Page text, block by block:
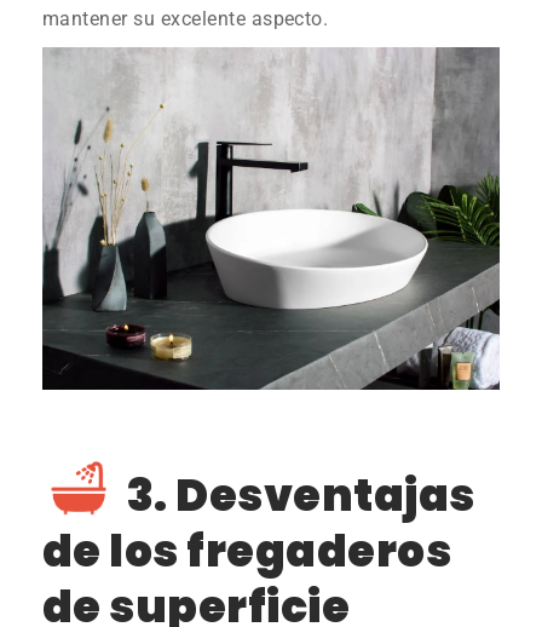
mantener su excelente aspecto.
3. Desventajas
de los fregaderos
de superficie